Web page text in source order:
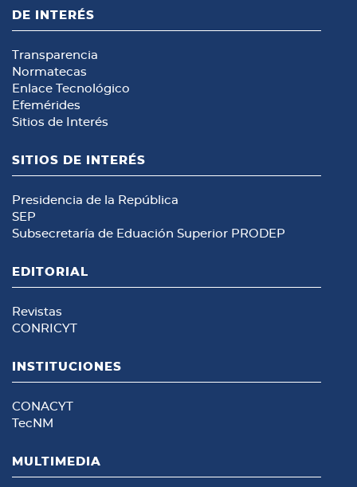
DE INTERÉS
Transparencia
Normatecas
Enlace Tecnológico
Efemérides
Sitios de Interés
SITIOS DE INTERÉS
Presidencia de la República
SEP
Subsecretaría de Eduación Superior PRODEP
EDITORIAL
Revistas
CONRICYT
INSTITUCIONES
CONACYT
TecNM
MULTIMEDIA